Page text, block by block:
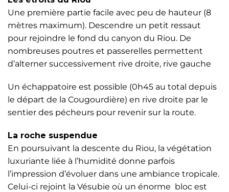
Une première partie facile avec peu de hauteur (8
mètres maximum). Descendre un petit ressaut
pour rejoindre le fond du canyon du Riou. De
nombreuses poutres et passerelles permettent
d’alterner successivement rive droite, rive gauche
Un échappatoire est possible (0h45 au total depuis
le départ de la Cougourdière) en rive droite par le
sentier des pécheurs pour revenir sur la route.
La roche suspendue
En poursuivant la descente du Riou, la végétation
luxuriante liée à l’humidité donne parfois
l’impression d’évoluer dans une ambiance tropicale.
Celui-ci rejoint la Vésubie où un énorme bloc est